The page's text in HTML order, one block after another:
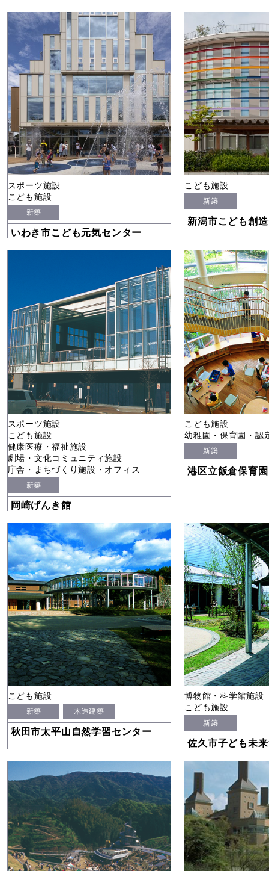
スポーツ施設
こども施設
新築
いわき市こども元気センター
こども施設
新築
新潟市こども創
スポーツ施設
こども施設
健康医療・福祉施設
劇場・文化コミュニティ施設
庁舎・まちづくり施設・オフィス
新築
岡崎げんき館
こども施設
幼稚園・保育園・認
新築
港区立飯倉保育
こども施設
新築 木造建築
秋田市太平山自然学習センター
博物館・科学館施設
こども施設
新築
佐久市子ども未